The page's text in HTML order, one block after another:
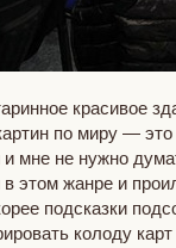
красивое
по миру —
мне не нужно
этом жанре и
подсказки
колоду